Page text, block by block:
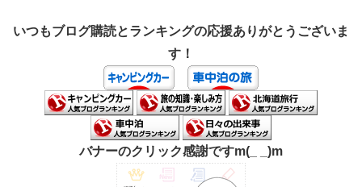
いつもブログ購読とランキングの応援ありがとうございま
す！
バナーのクリック感謝ですm(_ _)m